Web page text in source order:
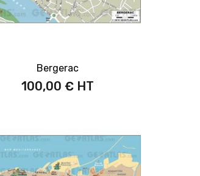
Bergerac
100,00 €